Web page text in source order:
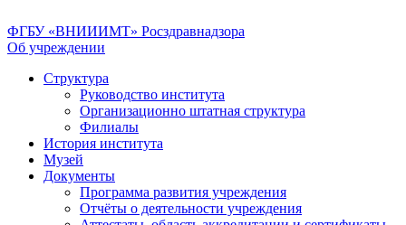
ФГБУ «ВНИИИМТ» Росздравнадзора
Об учреждении
Структура
Руководство института
Организационно штатная структура
Филиалы
История института
Музей
Документы
Программа развития учреждения
Отчёты о деятельности учреждения